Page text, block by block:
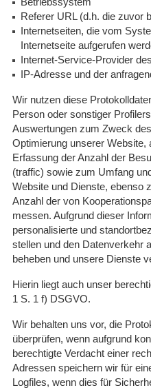
Referer URL (d.h. die zuvor
Internetseiten, die vom
Internetseite aufgerufen
Internet-Service-Provider
IP-Adresse und der
Wir nutzen diese
Person oder sonstiger
Auswertungen zum Zweck
Optimierung unserer Website,
Erfassung der Anzahl der
(traffic) sowie zum Umfang
Website und Dienste, ebenso
Anzahl der von
messen. Aufgrund dieser
personalisierte und
stellen und den Datenverkehr
beheben und unsere Dienste
Hierin liegt auch unser
1 S. 1 f) DSGVO.
Wir behalten uns vor, die
überprüfen, wenn aufgrund
berechtigte Verdacht einer
Adressen speichern wir für
Logfiles, wenn dies für